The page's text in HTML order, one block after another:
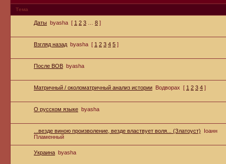
Тема
Даты byasha [ 1 2 3 8 ]
Взгляд назад byasha [ 1 2 3 4 5 ]
После ВОВ byasha
Матричный / околоматричный анализ истории Водворах [ 1 2 3 4 ]
О русском языке byasha
...везде виною произволение, везде властвует воля... (Златоуст)
Iоанн
Пламенный
Украина byasha